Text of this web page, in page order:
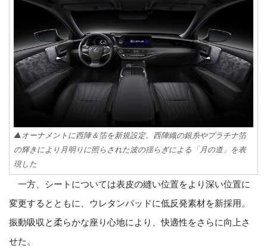
▲オーナメントに西陣＆箔を新規設定。西陣織の銀糸やプラチナ箔
の輝きにより月明りに照らされた波の揺らぎによる「月の道」を表
現した
一方、シートについては表皮の縫い位置をより深い位置に
変更するとともに、ウレタンパッドに低反発素材を新採用。
振動吸収と柔らかな座り心地により、快適性をさらに向上さ
せた。